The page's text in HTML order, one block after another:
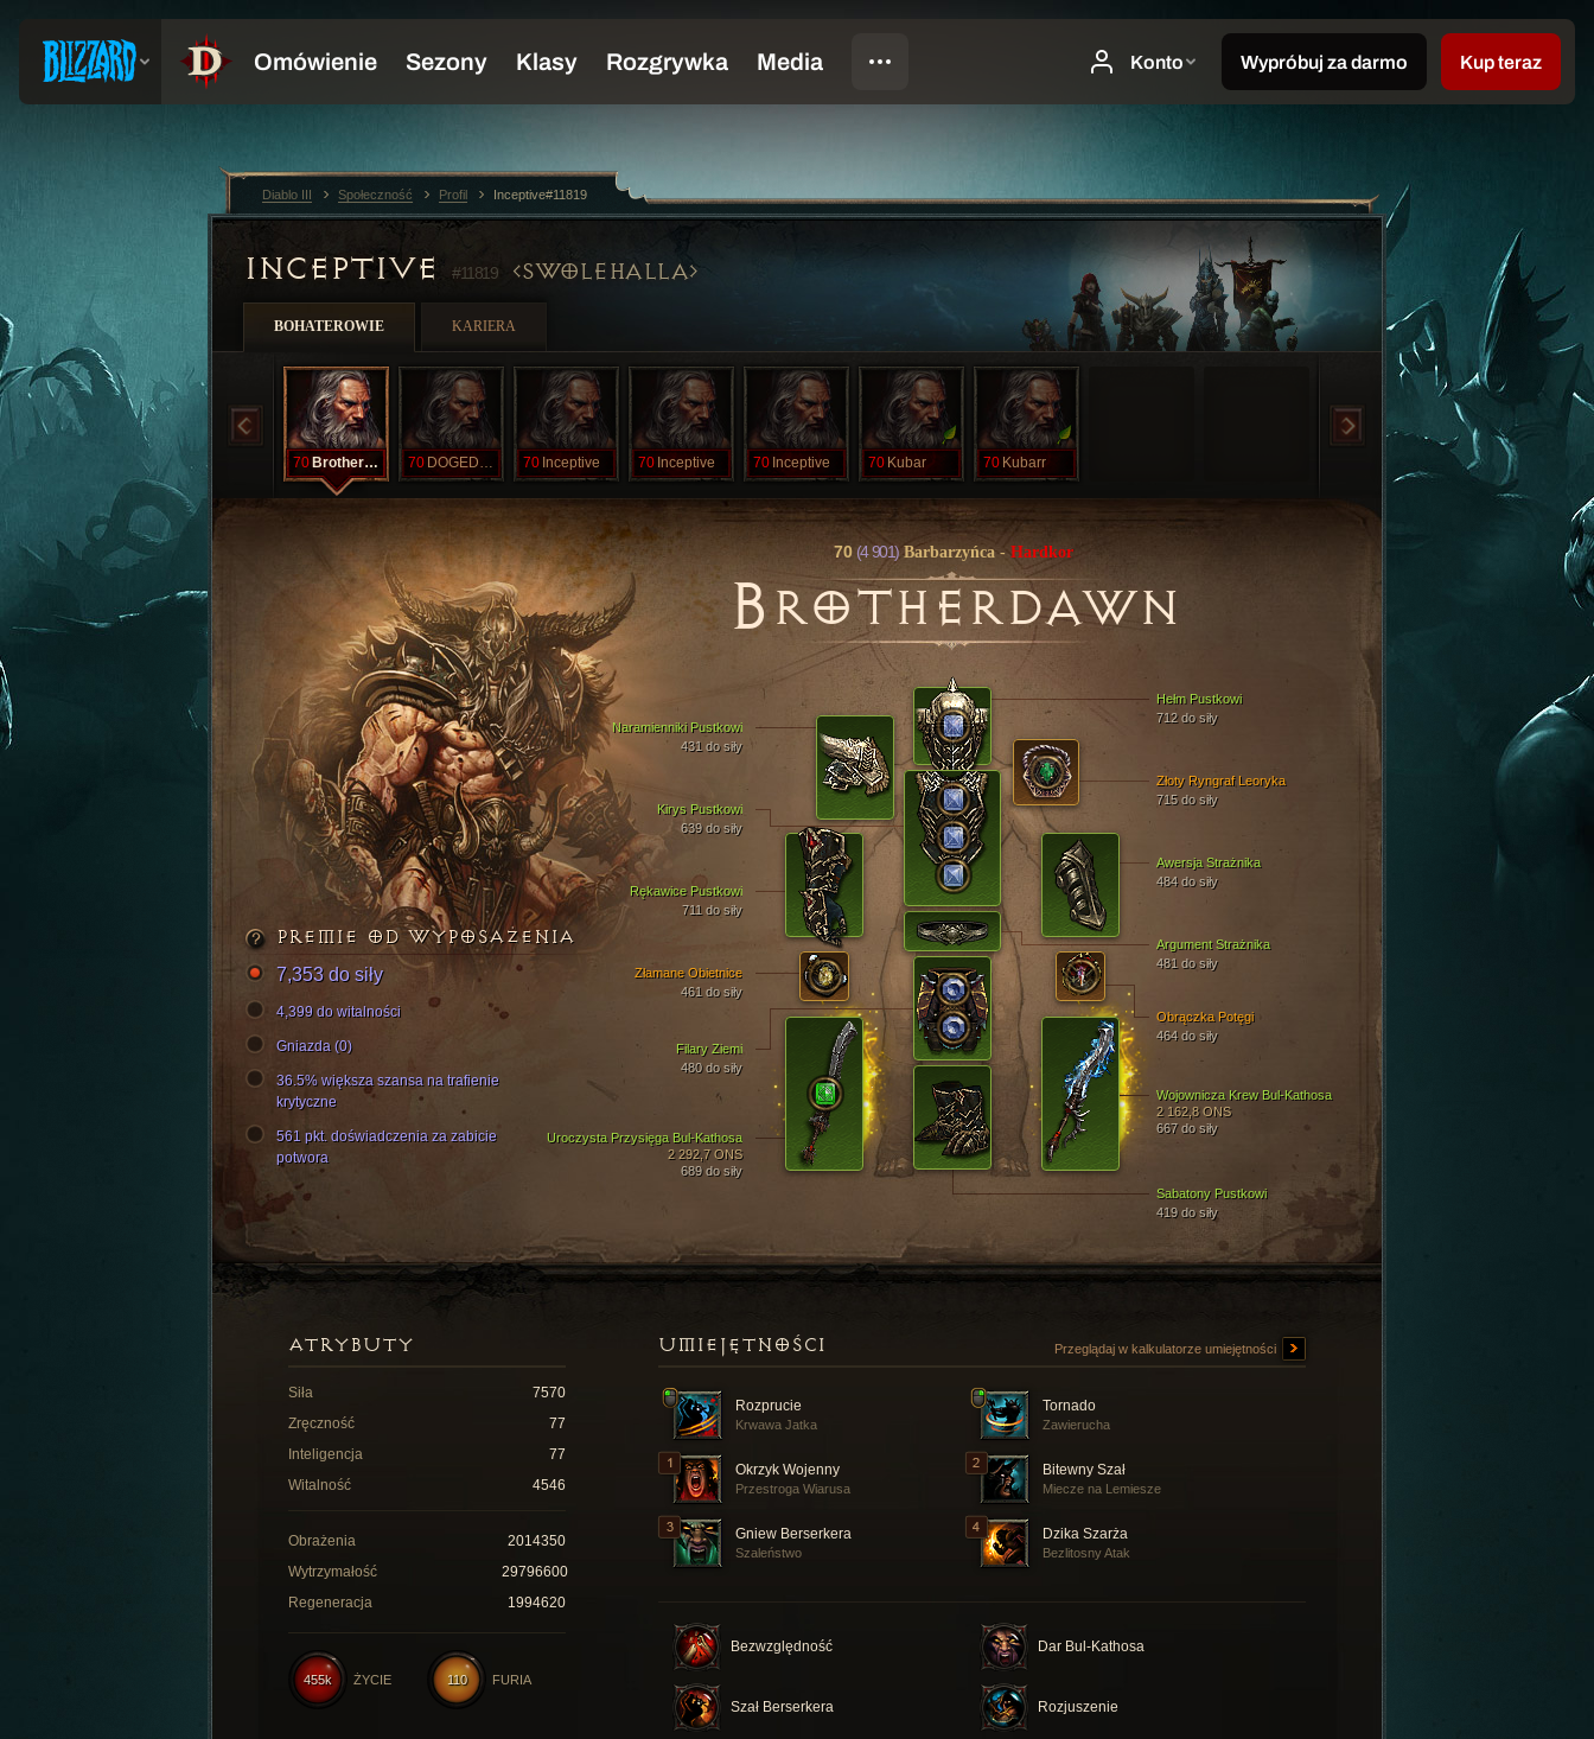
INCEPTIVE #11819 SWOLEHALLA
BOHATEROWIE KARIERA
70 BrotherDawn 70 DOGEDOGE 70 Inceptive 70 Inceptive 70 Inceptive 70 Kubar 70 Kubarr
70(4 901)Barbarzyńca - Hardkor
BROTHERDAWN
Hełm Pustkowi
712 do siły
Kirys Pustkowi
639 do siły
Sabatony Pustkowi
419 do siły
Rękawice Pustkowi
711 do siły
Naramienniki Pustkowi
431 do siły
Filary Ziemi
480 do siły
Awersja Strażnika
484 do siły
Uroczysta Przysięga Bul-Kathosa
2 292,7 ONS
689 do siły
Wojownicza Krew Bul-Kathosa
2 162,8 ONS
667 do siły
Argument Strażnika
481 do siły
Obrączka Potęgi
464 do siły
Złamane Obietnice
461 do siły
Złoty Ryngraf Leoryka
715 do siły
PREMIE OD WYPOSAŻENIA
7,353 do siły
4,399 do witalności
Gniazda (0)
36.5% większa szansa na trafienie
krytyczne
561 pkt. doświadczenia za zabicie
potwora
UMIEJĘTNOŚCI Przeglądaj w kalkulatorze umiejętności
Rozprucie
Krwawa Jatka
Tornado
Zawierucha
Okrzyk Wojenny
Przestroga Wiarusa
Bitewny Szał
Miecze na Lemiesze
Gniew Berserkera
Szaleństwo
Dzika Szarża
Bezlitosny Atak
Bezwzględność Dar Bul-Kathosa
Szał Berserkera Rozjuszenie
ATRYBUTY
Siła
7570
Zręczność
77
Inteligencja
77
Witalność
4546
Obrażenia
2014350
Wytrzymałość
29796600
Regeneracja
1994620
110 FURIA
455k ŻYCIE
Diablo III Społeczność Profil Inceptive#11819